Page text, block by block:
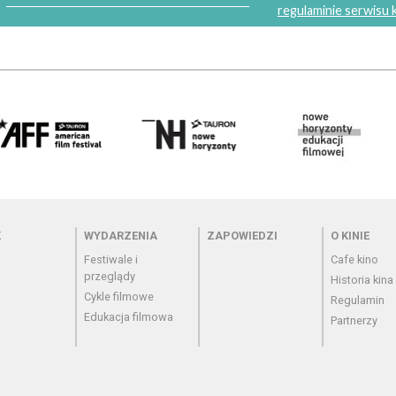
regulaminie serwisu
- cennik Menu - wydarzenia
WYDARZENIA
Festiwale i
przeglądy
Cykle filmowe
Edukacja filmowa
Menu - zapowiedzi
ZAPOWIEDZI Menu -
O KINIE
Cafe kino
Historia kina
Regulamin
Partnerzy